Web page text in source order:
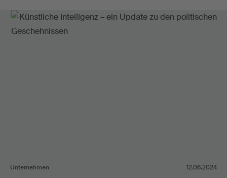
Unternehmen 12.06.2024